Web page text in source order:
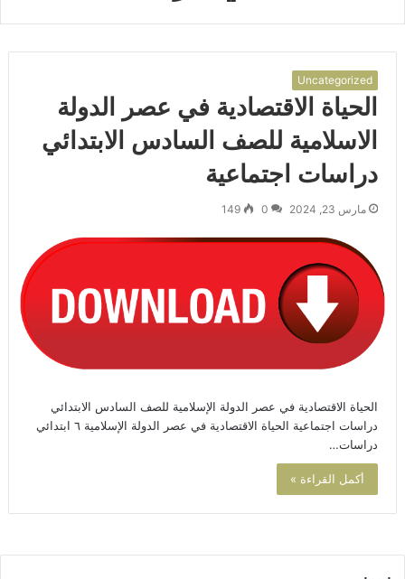
Uncategorized
الحياة الاقتصادية في عصر الدولة
الاسلامية للصف السادس الابتدائي
دراسات اجتماعية
مارس 23, 2024 0
149
الحياة الاقتصادية في عصر الدولة الإسلامية للصف السادس الابتدائي
دراسات اجتماعية الحياة الاقتصادية في عصر الدولة الإسلامية ٦ ابتدائي
دراسات…
أكمل القراءة »